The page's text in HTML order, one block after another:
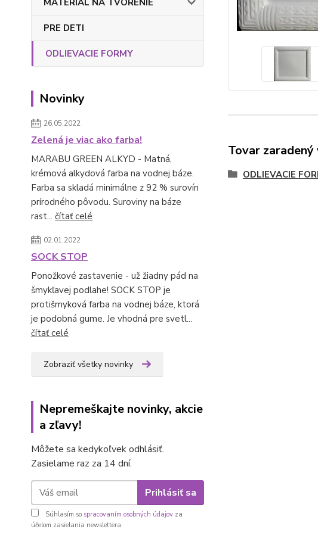
MATERIÁL NA TVORENIE
PRE DETI
ODLIEVACIE FORMY
Novinky
26.05.2022
Zelená je viac ako farba!
MARABU GREEN ALKYD - Matná,
krémová alkydová farba na vodnej báze.
Farba sa skladá minimálne z 92 % surovín
prírodného pôvodu. Suroviny na báze
rast... čítať celé
02.01.2022
SOCK STOP
Ponožkové zastavenie - už žiadny pád na
šmykľavej podlahe! SOCK STOP je
protišmyková farba na vodnej báze, ktorá
je podobná gume. Je vhodná pre svetl...
čítať celé
Zobraziť všetky novinky
Nepremeškajte novinky, akcie
a zľavy!
Môžete sa kedykoľvek odhlásiť.
Zasielame raz za 14 dní.
Prihlásiť sa
Súhlasím so spracovaním osobných údajov za
účelom zasielania newslettera.
Tovar
ODLIEVACIE